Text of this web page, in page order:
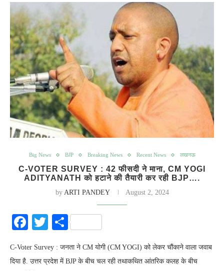
Big News BJP Breaking News Recent News लखनऊ
C-VOTER SURVEY : 42 फीसदी ने माना, CM YOGI
ADITYANATH को हटाने की तैयारी कर रही BJP….
by ARTI PANDEY August 2, 2024
Facebook
Twitter
Share
C-Voter Survey : जनता ने CM योगी (CM YOGI) को लेकर चौंकाने वाला जवाब
दिया है. उत्तर प्रदेश में BJP के बीच चल रही तथाकथित आंतरिक कलह के बीच